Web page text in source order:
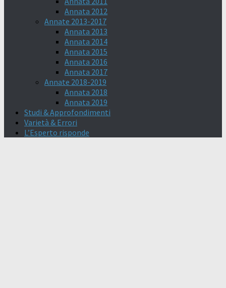
Annata 2012
Annate 2013-2017
Annata 2013
Annata 2014
Annata 2015
Annata 2016
Annata 2017
Annate 2018-2019
Annata 2018
Annata 2019
Studi & Approfondimenti
Varietà & Errori
L’Esperto risponde